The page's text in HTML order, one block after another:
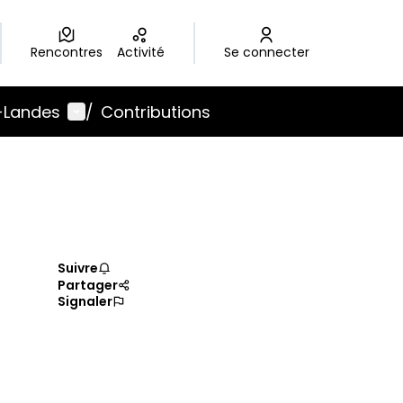
Rencontres Activité Se connecter
Menu utilisateur
/ Contributions
Suivre
Partager
Signaler